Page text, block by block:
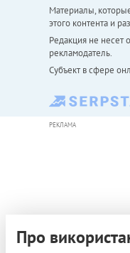
Материалы,
этого контента и
Редакция не несет
рекламодатель.
Субъект в сфере
РЕКЛАМА
Про